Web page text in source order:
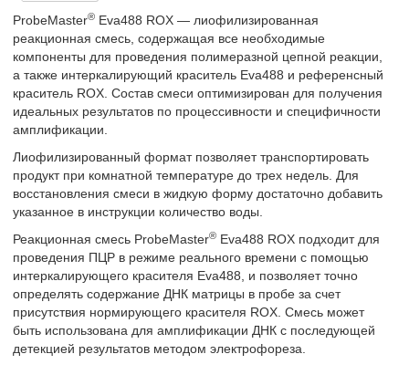
ProbeMaster® Eva488 ROX — лиофилизированная
реакционная смесь, содержащая все необходимые
компоненты для проведения полимеразной цепной реакции,
а также интеркалирующий краситель Eva488 и референсный
краситель ROX. Состав смеси оптимизирован для получения
идеальных результатов по процессивности и специфичности
амплификации.
Лиофилизированный формат позволяет транспортировать
продукт при комнатной температуре до трех недель. Для
восстановления смеси в жидкую форму достаточно добавить
указанное в инструкции количество воды.
Реакционная смесь ProbeMaster® Eva488 ROX подходит для
проведения ПЦР в режиме реального времени с помощью
интеркалирующего красителя Eva488, и позволяет точно
определять содержание ДНК матрицы в пробе за счет
присутствия нормирующего красителя ROX. Смесь может
быть использована для амплификации ДНК с последующей
детекцией результатов методом электрофореза.